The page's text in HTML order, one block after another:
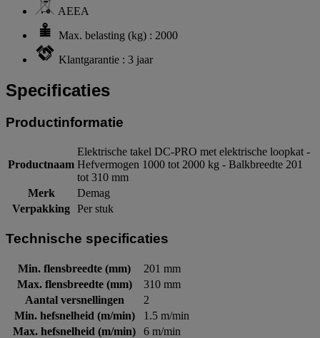
AEEA
Max. belasting (kg) : 2000
Klantgarantie : 3 jaar
Specificaties
Productinformatie
Productnaam
Elektrische takel DC-PRO met elektrische loopkat -
Hefvermogen 1000 tot 2000 kg - Balkbreedte 201
tot 310 mm
Merk
Demag
Verpakking Per stuk
Technische specificaties
Min. flensbreedte (mm)
201 mm
Max. flensbreedte (mm)
310 mm
Aantal versnellingen
2
Min. hefsnelheid (m/min)
1.5 m/min
Max. hefsnelheid (m/min)
6 m/min